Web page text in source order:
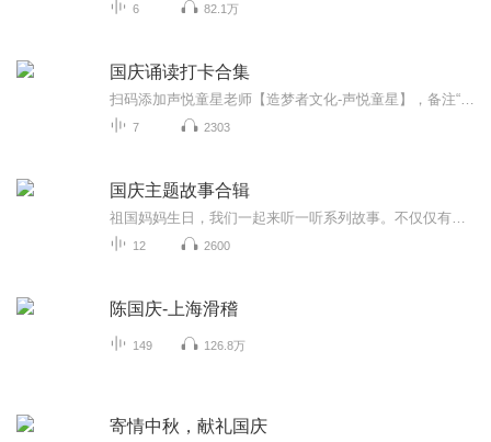
6 82.1万
国庆诵读打卡合集
7 2303
国庆主题故事合辑
12 2600
陈国庆-上海滑稽
149 126.8万
寄情中秋，献礼国庆